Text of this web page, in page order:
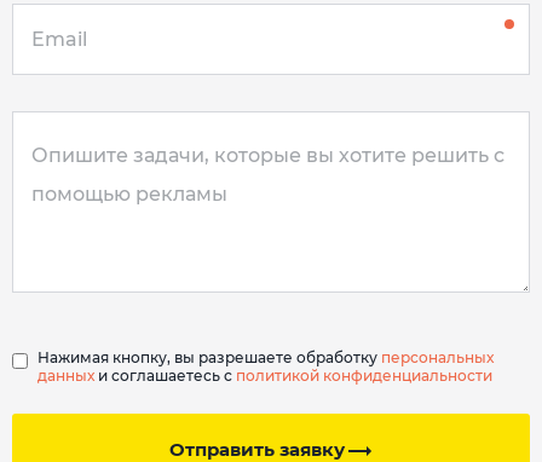
Отправить заявку
Нажимая кнопку, вы разрешаете обработку персональных
данных и соглашаетесь с политикой конфиденциальности